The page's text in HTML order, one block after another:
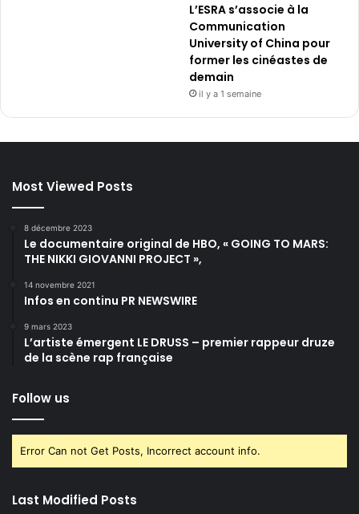
L’ESRA s’associe à la
Communication
University of China pour
former les cinéastes de
demain
il y a 1 semaine
Most Viewed Posts
8 décembre 2023
Le documentaire original de HBO, « GOING TO MARS:
THE NIKKI GIOVANNI PROJECT »,
14 novembre 2021
Infos en continu PR NEWSWIRE
9 mars 2023
L’artiste émergent LE DRUSS – premier rappeur druze
de la scène rap française
Follow us
Error Can not Get Posts, Incorrect account info.
Last Modified Posts